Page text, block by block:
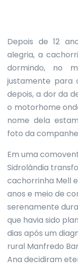
Depois de 12
alegria, a
dormindo, no
justamente para
depois, a dor da
o motorhome
nome dela
foto da
Em uma
Sidrolândia
cachorrinha Mell
anos e meio de
serenamente
que havia sido
dias após um
rural Manfredo
Ana decidiram